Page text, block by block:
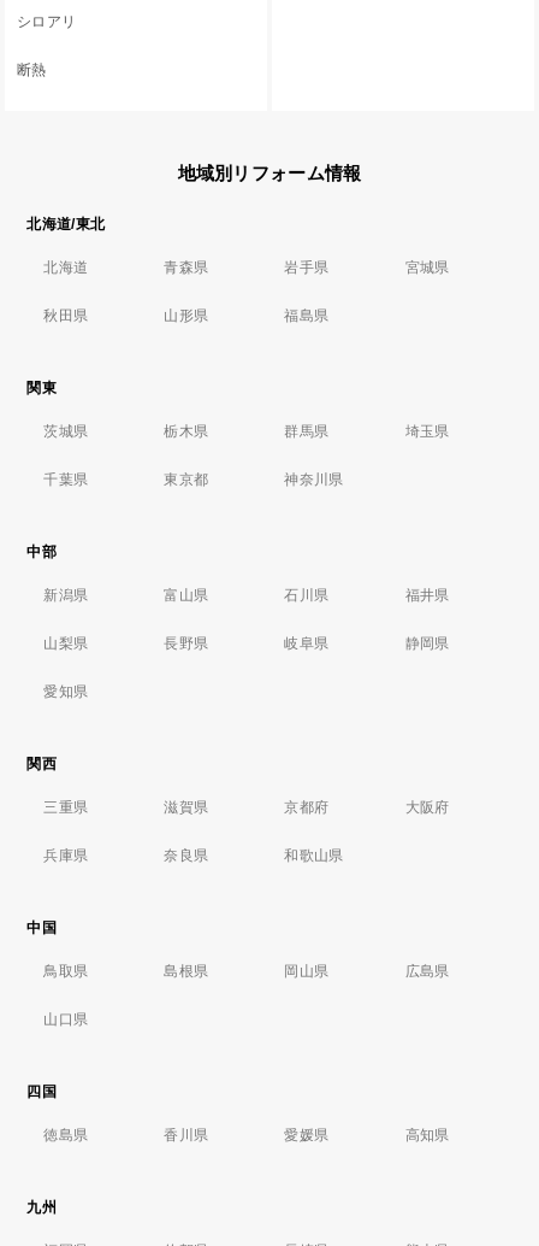
シロアリ
断熱
地域別リフォーム情報
北海道/東北
北海道 青森県 岩手県 宮城県
秋田県 山形県 福島県
関東
茨城県 栃木県 群馬県 埼玉県
千葉県 東京都 神奈川県
中部
新潟県 富山県 石川県 福井県
山梨県 長野県 岐阜県 静岡県
愛知県
関西
三重県 滋賀県 京都府 大阪府
兵庫県 奈良県 和歌山県
中国
鳥取県 島根県 岡山県 広島県
山口県
四国
徳島県 香川県 愛媛県 高知県
九州